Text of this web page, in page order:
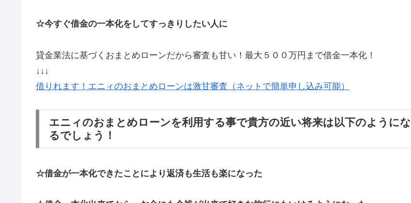
☆今すぐ借金の一本化をしてすっきりしたい人に
貸金業法に基づくおまとめローンだから審査も甘い！最大５００万円まで借金一本化！
↓↓↓
借りれます！エニィのおまとめローンは激甘審査（ネットで簡単申し込み可能）
エニィのおまとめローンを利用する事で貴方の近い将来は以下のようにな
るでしょう！
☆借金が一本化できたことにより返済も生活も楽になった